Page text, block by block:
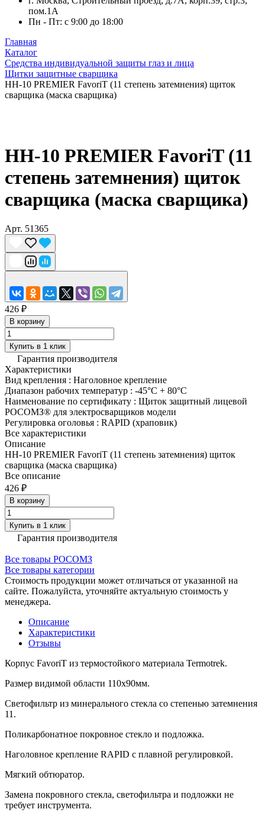
пом.1А
Пн - Пт: с 9:00 до 18:00
Главная
Каталог
Средства индивидуальной защиты глаз и лица
Щитки защитные сварщика
НН-10 PREMIER FavoriT (11 степень затемнения) щиток
сварщика (маска сварщика)
НН-10 PREMIER FavoriT (11
степень затемнения) щиток
сварщика (маска сварщика)
Арт. 51365
426 ₽
В корзину
Купить в 1 клик
Гарантия производителя
Характеристики
Вид крепления : Наголовное крепление
Диапазон рабочих температур : -45°C + 80°C
Наименование по сертификату : Щиток защитный лицевой
РОСОМЗ® для электросварщиков модели
Регулировка оголовья : RAPID (храповик)
Все характеристики
Описание
НН-10 PREMIER FavoriT (11 степень затемнения) щиток
сварщика (маска сварщика)
Все описание
426 ₽
В корзину
Купить в 1 клик
Гарантия производителя
Все товары РОСОМЗ
Все товары категории
Стоимость продукции может отличаться от указанной на
сайте. Пожалуйста, уточняйте актуальную стоимость у
менеджера.
Описание
Характеристики
Отзывы
Корпус FavoriT из термостойкого материала Termotrek.
Размер видимой области 110x90мм.
Светофильтр из минерального стекла со степенью затемнения
11.
Поликарбонатное покровное стекло и подложка.
Наголовное крепление RAPID с плавной регулировкой.
Мягкий обтюратор.
Замена покровного стекла, светофильтра и подложки не
требует инструмента.